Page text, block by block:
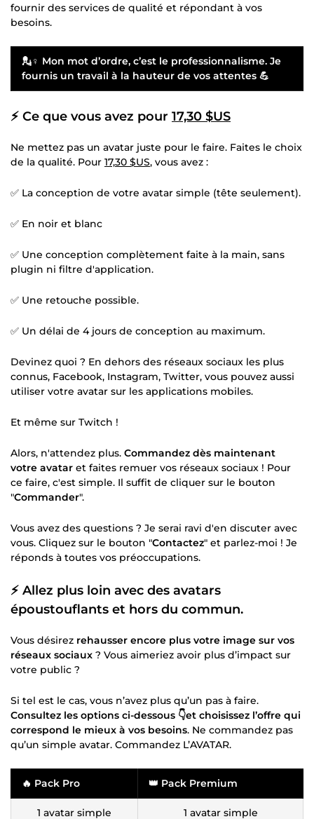
fournir des services de qualité et répondant à vos
besoins.
💂♀ Mon mot d’ordre, c’est le professionnalisme. Je
fournis un travail à la hauteur de vos attentes 💪
⚡ Ce que vous avez pour 17,30 $US
Ne mettez pas un avatar juste pour le faire. Faites le choix
de la qualité. Pour 17,30 $US, vous avez :
✅ La conception de votre avatar simple (tête seulement).
✅ En noir et blanc
✅ Une conception complètement faite à la main, sans
plugin ni filtre d'application.
✅ Une retouche possible.
✅ Un délai de 4 jours de conception au maximum.
Devinez quoi ? En dehors des réseaux sociaux les plus
connus, Facebook, Instagram, Twitter, vous pouvez aussi
utiliser votre avatar sur les applications mobiles.
Et même sur Twitch !
Alors, n'attendez plus. Commandez dès maintenant
votre avatar et faites remuer vos réseaux sociaux ! Pour
ce faire, c'est simple. Il suffit de cliquer sur le bouton
"Commander".
Vous avez des questions ? Je serai ravi d'en discuter avec
vous. Cliquez sur le bouton "Contactez" et parlez-moi ! Je
réponds à toutes vos préoccupations.
⚡ Allez plus loin avec des avatars
époustouflants et hors du commun.
Vous désirez rehausser encore plus votre image sur vos
réseaux sociaux ? Vous aimeriez avoir plus d’impact sur
votre public ?
Si tel est le cas, vous n’avez plus qu’un pas à faire.
Consultez les options ci-dessous 👇et choisissez l’offre qui
correspond le mieux à vos besoins. Ne commandez pas
qu’un simple avatar. Commandez L’AVATAR.
🔥 Pack Pro 👑 Pack Premium
1 avatar simple 1 avatar simple